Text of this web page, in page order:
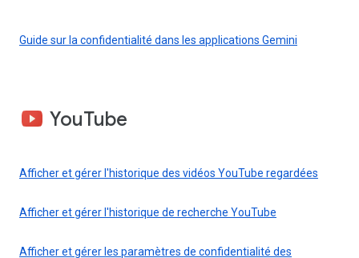
Guide sur la confidentialité dans les applications Gemini
YouTube
Afficher et gérer l'historique des vidéos YouTube regardées
Afficher et gérer l'historique de recherche YouTube
Afficher et gérer les paramètres de confidentialité des